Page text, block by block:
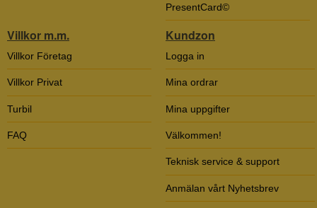
PresentCard©
Villkor m.m.
Villkor Företag
Villkor Privat
Turbil
FAQ
Kundzon
Logga in
Mina ordrar
Mina uppgifter
Välkommen!
Teknisk service & support
Anmälan vårt Nyhetsbrev